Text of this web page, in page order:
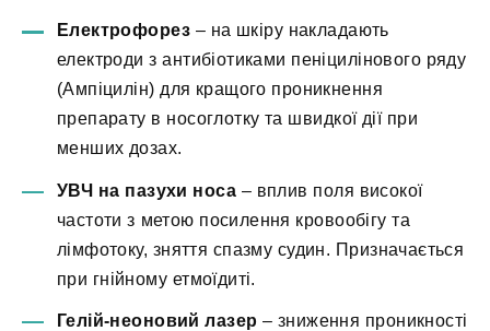
Електрофорез– на шкіру накладають
електроди з антибіотиками пеніцилінового ряду
(Ампіцилін) для кращого проникнення
препарату в носоглотку та швидкої дії при
менших дозах.
УВЧ на пазухи носа– вплив поля високої
частоти з метою посилення кровообігу та
лімфотоку, зняття спазму судин. Призначається
при гнійному етмоїдиті.
Гелій-неоновий лазер – зниження проникності